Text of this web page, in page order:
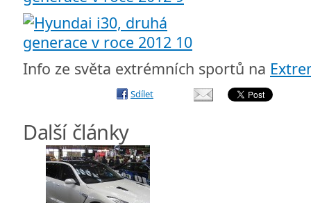
Info ze světa extrémních sportů na
Sdílet
Další články